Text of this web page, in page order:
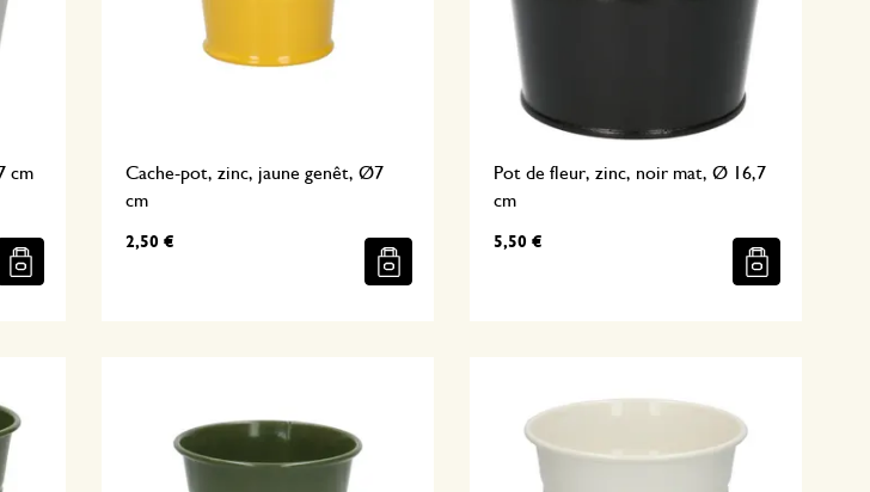
cm
Cache-pot, zinc, jaune genêt, Ø7
cm
2,50 €
Pot de fleur, zinc, noir mat, Ø 16,7
cm
5,50 €